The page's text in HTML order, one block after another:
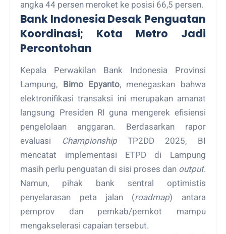
angka 44 persen meroket ke posisi 66,5 persen.
Bank Indonesia Desak Penguatan
Koordinasi; Kota Metro Jadi
Percontohan
Kepala Perwakilan Bank Indonesia Provinsi
Lampung, Bimo Epyanto, menegaskan bahwa
elektronifikasi transaksi ini merupakan amanat
langsung Presiden RI guna mengerek efisiensi
pengelolaan anggaran. Berdasarkan rapor
evaluasi
ChampionshipTP2DD 2025, BI
mencatat implementasi ETPD di Lampung
masih perlu penguatan di sisi proses dan output.
Namun, pihak bank sentral optimistis
penyelarasan peta jalan (roadmap) antara
pemprov dan pemkab/pemkot mampu
mengakselerasi capaian tersebut.